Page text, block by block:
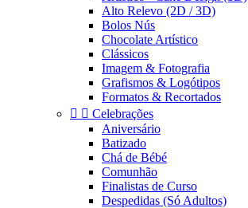
Alto Relevo (2D / 3D)
Bolos Nús
Chocolate Artístico
Clássicos
Imagem & Fotografia
Grafismos & Logótipos
Formatos & Recortados
  Celebrações
Aniversário
Batizado
Chá de Bébé
Comunhão
Finalistas de Curso
Despedidas (Só Adultos)